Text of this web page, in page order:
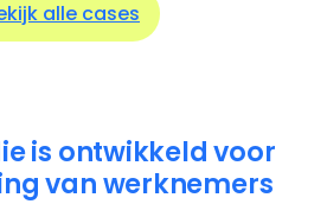
alle cases
is ontwikkeld voor
van werknemers